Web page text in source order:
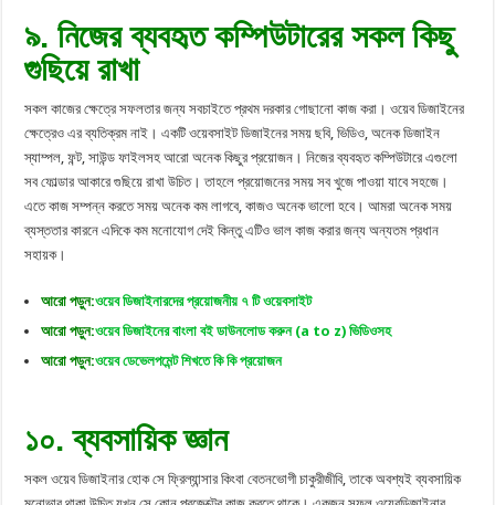
৯. নিজের ব্যবহৃত কম্পিউটারের সকল কিছু
গুছিয়ে রাখা
সকল কাজের ক্ষেত্রে সফলতার জন্য সবচাইতে প্রথম দরকার গোছানো কাজ করা। ওয়েব ডিজাইনের
ক্ষেত্রেও এর ব্যতিক্রম নাই। একটি ওয়েবসাইট ডিজাইনের সময় ছবি, ভিডিও, অনেক ডিজাইন
স্যাম্পল, ফন্ট, সাউন্ড ফাইলসহ আরো অনেক কিছুর প্রয়োজন। নিজের ব্যবহৃত কম্পিউটারে এগুলো
সব ফোল্ডার আকারে গুছিয়ে রাখা উচিত। তাহলে প্রয়োজনের সময় সব খুজে পাওয়া যাবে সহজে।
এতে কাজ সম্পন্ন করতে সময় অনেক কম লাগবে, কাজও অনেক ভালো হবে। আমরা অনেক সময়
ব্যস্ততার কারনে এদিকে কম মনোযোগ দেই কিন্তু এটিও ভাল কাজ করার জন্য অন্যতম প্রধান
সহায়ক।
আরো পড়ুন:ওয়েব ডিজাইনারদের প্রয়োজনীয় ৭ টি ওয়েবসাইট
আরো পড়ুন:ওয়েব ডিজাইনের বাংলা বই ডাউনলোড করুন (a to z) ভিডিওসহ
আরো পড়ুন:ওয়েব ডেভেলপমেন্ট শিখতে কি কি প্রয়োজন
১০. ব্যবসায়িক জ্ঞান
সকল ওয়েব ডিজাইনার হোক সে ফ্রিল্যান্সার কিংবা বেতনভোগী চাকুরীজীবি, তাকে অবশ্যই ব্যবসায়িক